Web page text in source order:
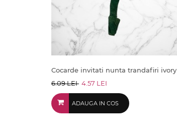
Cocarde invitati nunta trandafiri ivory
6.09 LEI 4.57 LEI
ADAUGA IN COS